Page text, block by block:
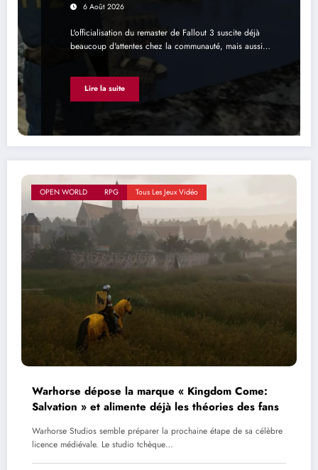
6 Août 2026
L'officialisation du remaster de Fallout 3 suscite déjà
beaucoup d'attentes chez la communauté, mais aussi…
Lire la suite
OPEN WORLD RPG Tous Les Jeux Vidéo
Warhorse dépose la marque « Kingdom Come:
Salvation » et alimente déjà les théories des fans
Warhorse Studios semble préparer la prochaine étape de sa célèbre
licence médiévale. Le studio tchèque…